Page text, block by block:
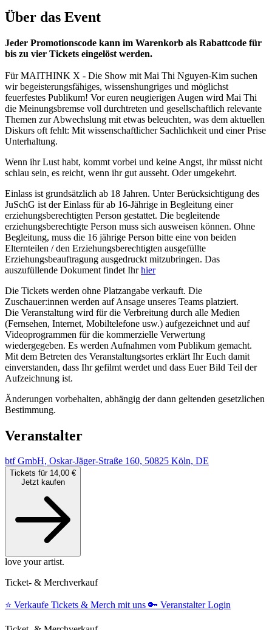
Über das Event
Jeder Promotionscode kann im Warenkorb als Rabattcode für
bis zu vier Tickets eingelöst werden.
Für MAITHINK X - Die Show mit Mai Thi Nguyen-Kim suchen
wir begeisterungsfähiges, wissenshungriges und möglichst
feuerfestes Publikum! Vor euren neugierigen Augen wird Mai Thi
die Meinungsbremse voll durchtreten und gesellschaftlich relevante
Themen zur Abwechslung mit etwas beleuchten, was dem aktuellen
Diskurs oft fehlt: Mit wissenschaftlicher Sachlichkeit und einer Prise
Unterhaltung.
Wenn ihr Lust habt, kommt vorbei und keine Angst, ihr müsst nicht
schlau sein, es reicht, wenn ihr gut ausseht. Oder umgekehrt.
Einlass ist grundsätzlich ab 18 Jahren. Unter Berücksichtigung des
JuSchG ist der Einlass für ab 16-Jährige in Begleitung einer
erziehungsberechtigten Person gestattet. Die begleitende
erziehungsberechtigte Person muss sich ausweisen können. Ohne
Begleitung, muss die 16 jährige Person bitte eine von beiden
Elternteilen / den Erziehungsberechtigten ausgefüllte
Erziehungsbeauftragung ausgedruckt mitzubringen. Das
auszufüllende Dokument findet Ihrhier
Die Tickets werden ohne Platzangabe verkauft. Die
Zuschauer:innen werden auf Ansage unseres Teams platziert.
Die Veranstaltung wird für die Verbreitung durch alle Medien
(Fernsehen, Internet, Mobiltelefone usw.) aufgezeichnet und auf
Videoprogrammen für die kommerzielle Verwertung
wiedergegeben. Es werden Aufnahmen vom Publikum gemacht.
Mit dem Betreten des Veranstaltungsortes erklärt Ihr Euch damit
einverstanden, dass Ihr gefilmt werdet und dass Euer Bild Teil der
Aufzeichnung ist.
Änderungen vorbehalten, abhängig der dann geltenden gesetzlichen
Bestimmung.
Veranstalter
btf GmbH, Oskar-Jäger-Straße 160, 50825 Köln, DE
Tickets für 14,00 €
Jetzt kaufen
love your artist.
Ticket- & Merchverkauf
⭐️ Verkaufe Tickets & Merch mit uns 🔑 Veranstalter Login